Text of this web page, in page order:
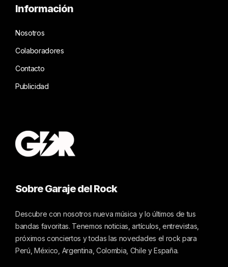
Información
Nosotros
Colaboradores
Contacto
Publicidad
Sobre Garaje del Rock
Descubre con nosotros nueva música y lo últimos de tus
bandas favoritas. Tenemos noticias, artículos, entrevistas,
próximos conciertos y todas las novedades el rock para
Perú, México, Argentina, Colombia, Chile y España.